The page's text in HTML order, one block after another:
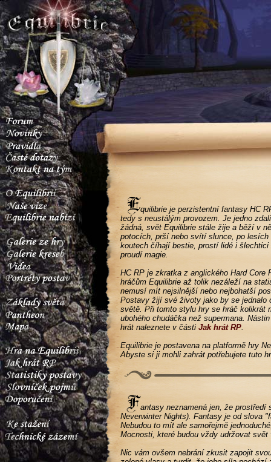
quilibrie je perzistentní fantasy HC
tedy s neustálým provozem. Je jedno
žádná, svět Equilibrie stále žije a běží v
potocích, prší nebo svítí slunce, po
koutech číhají bestie, prostí lidé i
proudí magie.
HC RP je zkratka z anglického Hard
hráčům Equilibrie až tolik nezáleží na
nemusí mít nejsilnější nebo nejbohatší
Postavy žijí své životy jako by se jednalo
světě. Při tomto stylu hry se hráč kolikrát
ubohého chudáčka než supermana.
hrát naleznete v částiJak hrát RP.
Equilibrie je postavena na platformě hry
Abyste si ji mohli zahrát potřebujete tuto
antasy neznamená jen, že prostředí
Neverwinter Nights). Fantasy je od slova
Nebudou to mít ale samořejmě
Mocnosti, které budou vždy udržovat svět
Nic vám ovšem nebrání zkusit zapojit